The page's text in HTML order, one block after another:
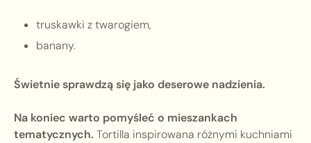
truskawki z twarogiem,
banany.
Świetnie sprawdzą się jako deserowe nadzienia.
Na koniec warto pomyśleć o mieszankach
tematycznych. Tortilla inspirowana różnymi kuchniami